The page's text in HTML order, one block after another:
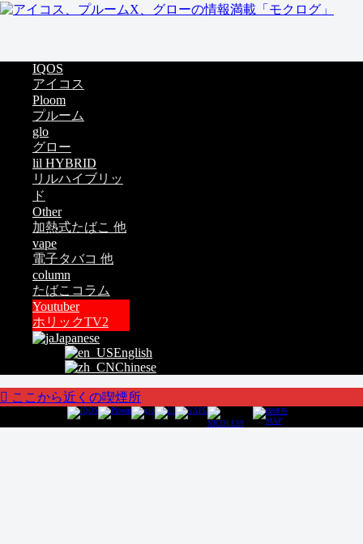
IQOS
アイコス
Ploom
プルーム
glo
グロー
lil HYBRID
リルハイブリッ
ド
Other
加熱式たばこ 他
vape
電子タバコ 他
column
たばこコラム
Youtuber
ホリックTV2
Japanese
English
Chinese
ここから近くの喫煙所